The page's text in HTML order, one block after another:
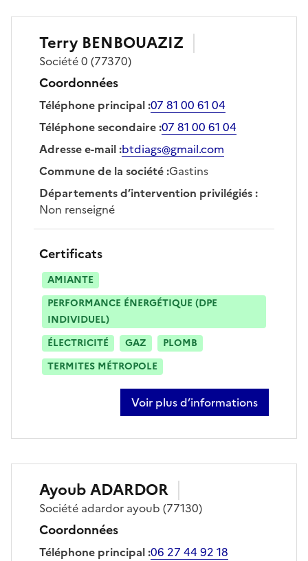
Terry BENBOUAZIZ
Société0 (77370)
Coordonnées
Téléphone principal:07 81 00 61 04
Téléphone secondaire:07 81 00 61 04
Adresse e-mail:btdiags@gmail.com
Commune de la société:Gastins
Départements d’intervention privilégiés:
Non renseigné
Certificats
AMIANTE
PERFORMANCE ÉNERGÉTIQUE (DPE
INDIVIDUEL)
ÉLECTRICITÉ
GAZ
PLOMB
TERMITES MÉTROPOLE
Voir plus d’informations
sur terry benbouaziz
AyoubADARDOR
Société adardor ayoub (77130)
Coordonnées
Téléphone principal:06 27 44 92 18